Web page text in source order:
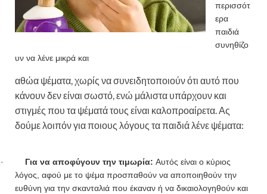
περισσότ
ερα
παιδιά
συνηθίζο
υν να λένε μικρά και
αθώα ψέματα, χωρίς να συνειδητοποιούν ότι αυτό που
κάνουν δεν είναι σωστό, ενώ μάλιστα υπάρχουν και
στιγμές που τα ψέματά τους είναι καλοπροαίρετα. Ας
δούμε λοιπόν για ποιους λόγους τα παιδιά λένε ψέματα:
· Για να αποφύγουν την τιμωρία: Αυτός είναι ο κύριος
λόγος, αφού με το ψέμα προσπαθούν να αποποιηθούν την
ευθύνη για την σκανταλιά που έκαναν ή να δικαιολογηθούν και